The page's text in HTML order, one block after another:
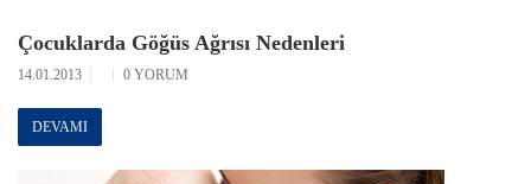
Çocuklarda Göğüs Ağrısı Nedenleri
14.01.2013 0 YORUM
DEVAMI